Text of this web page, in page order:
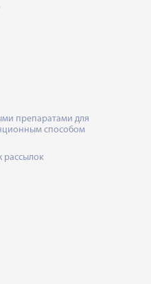
препаратами для
способом
рассылок